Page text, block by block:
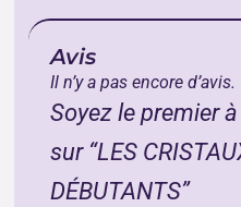
Avis
Il n’y a pas encore d’avis.
Soyez le premier
sur “LES
DÉBUTANTS”